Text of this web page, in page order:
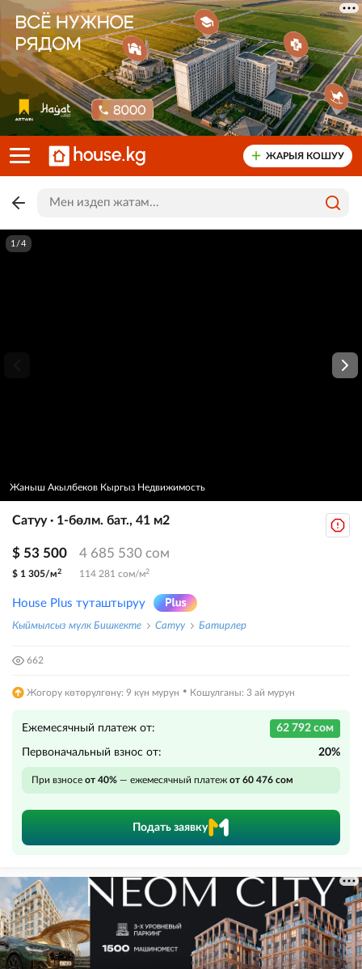
ЖАРЫЯ КОШУУ
1/4
Жаныш Акылбеков Кыргыз Недвижимость
Сатуу · 1-бөлм. бат., 41 м2
$ 53 500 4 685 530 сом
$ 1 305/м2 114 281 сом/м2
House Plus туташтыруу
Кыймылсыз мүлк Бишкекте Сатуу Батирлер
662
Жогору көтөрүлгөнү: 9 күн мурун · Кошулганы: 3 ай мурун
Ежемесячный платеж от: 62 792 сом
Первоначальный взнос от: 20%
При взносе от 40% — ежемесячный платеж от 60 476 сом
Подать заявку